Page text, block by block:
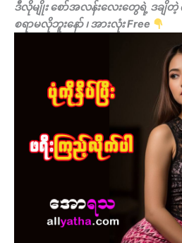
ဒီလိုမျိုး စော်အလန်းလေးတွေရဲ့ ဒချိ
စရာမလိုဘူးနော် ၊ အားလုံး Free